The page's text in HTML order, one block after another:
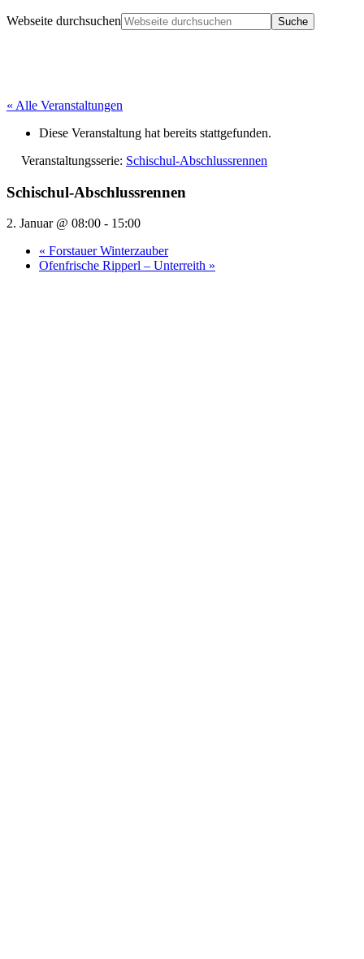
Webseite durchsuchen
« Alle Veranstaltungen
Diese Veranstaltung hat bereits stattgefunden.
Veranstaltungsserie: Schischul-Abschlussrennen
Schischul-Abschlussrennen
2. Januar @ 08:00 - 15:00
« Forstauer Winterzauber
Ofenfrische Ripperl – Unterreith »